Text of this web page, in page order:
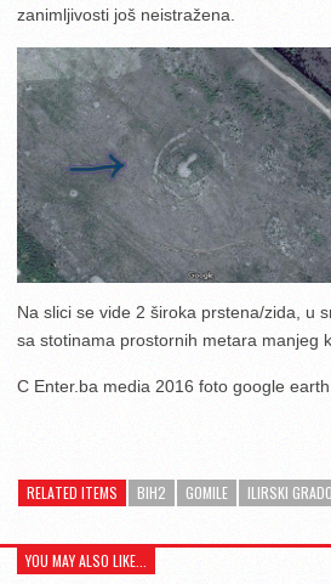
zanimljivosti još neistražena.
Na slici se vide 2 široka prstena/zida, u
sa stotinama prostornih metara manjeg
C Enter.ba media 2016 foto google earth
RELATED ITEMS BIH2 GOMILE ILIRSKI
YOU MAY ALSO LIKE...